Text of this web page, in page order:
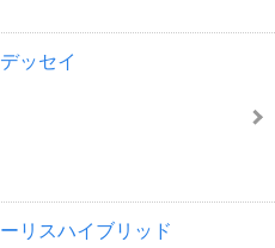
ッセイ
リスハイブリッド